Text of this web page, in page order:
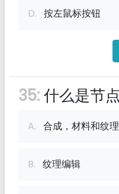
D. 按左鼠标按钮
35:什么是节
A. 合成，材料和纹理
B. 纹理编辑